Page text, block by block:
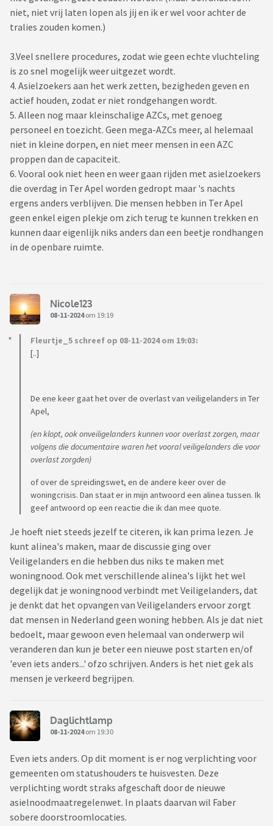
niet, niet vrij laten lopen als jij en ik er wel voor achter de
tralies zouden komen.)
3.Veel snellere procedures, zodat wie geen echte vluchteling
is zo snel mogelijk weer uitgezet wordt.
4. Asielzoekers aan het werk zetten, bezigheden geven en
actief houden, zodat er niet rondgehangen wordt.
5. Alleen nog maar kleinschalige AZCs, met genoeg
personeel en toezicht. Geen mega-AZCs meer, al helemaal
niet in kleine dorpen, en niet meer mensen in een AZC
proppen dan de capaciteit.
6. Vooral ook niet heen en weer gaan rijden met asielzoekers
die overdag in Ter Apel worden gedropt maar 's nachts
ergens anders verblijven. Die mensen hebben in Ter Apel
geen enkel eigen plekje om zich terug te kunnen trekken en
kunnen daar eigenlijk niks anders dan een beetje rondhangen
in de openbare ruimte.
Nicole123
08-11-2024om 19:19
Fleurtje_5 schreef op 08-11-2024 om 19:03:
[..]
De ene keer gaat het over de overlast van veiligelanders in Ter
Apel,
(en klopt, ook onveiligelanders kunnen voor overlast zorgen, maar
volgens die documentaire waren het vooral veiligelanders die voor
overlast zorgden)
of over de spreidingswet, en de andere keer over de
woningcrisis. Dan staat er in mijn antwoord een alinea tussen. Ik
geef antwoord op een reactie die ik dan mee quote.
Je hoeft niet steeds jezelf te citeren, ik kan prima lezen. Je
kunt alinea's maken, maar de discussie ging over
Veiligelanders en die hebben dus niks te maken met
woningnood. Ook met verschillende alinea's lijkt het wel
degelijk dat je woningnood verbindt met Veiligelanders, dat
je denkt dat het opvangen van Veiligelanders ervoor zorgt
dat mensen in Nederland geen woning hebben. Als je dat niet
bedoelt, maar gewoon even helemaal van onderwerp wil
veranderen dan kun je beter een nieuwe post starten en/of
'even iets anders...' ofzo schrijven. Anders is het niet gek als
mensen je verkeerd begrijpen.
Daglichtlamp
08-11-2024om 19:30
Even iets anders. Op dit moment is er nog verplichting voor
gemeenten om statushouders te huisvesten. Deze
verplichting wordt straks afgeschaft door de nieuwe
asielnoodmaatregelenwet. In plaats daarvan wil Faber
sobere doorstroomlocaties.